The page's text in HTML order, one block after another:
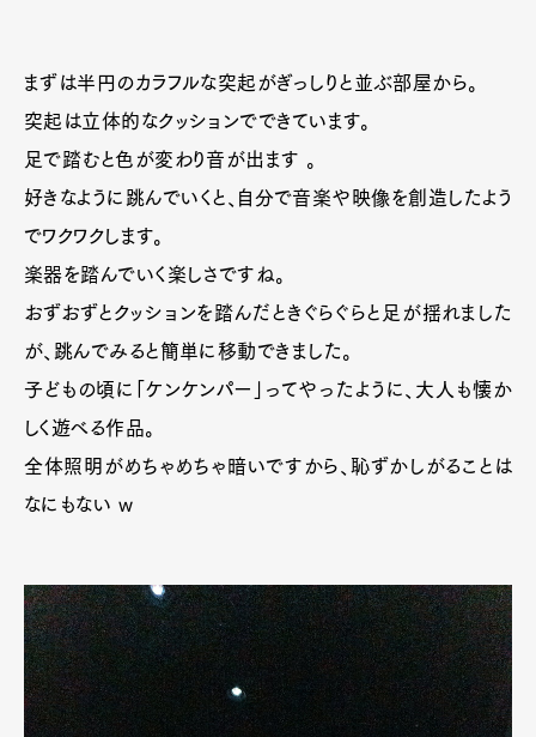
まずは半円のカラフルな突起がぎっしりと並ぶ部屋から。
突起は立体的なクッションでできています。
足で踏むと色が変わり音が出ます 。
好きなように跳んでいくと、自分で音楽や映像を創造したよう
でワクワクします。
楽器を踏んでいく楽しさですね。
おずおずとクッションを踏んだときぐらぐらと足が揺れました
が、跳んでみると簡単に移動できました。
子どもの頃に「ケンケンパー」ってやったように、大人も懐か
しく遊べる作品。
全体照明がめちゃめちゃ暗いですから、恥ずかしがることは
なにもない w